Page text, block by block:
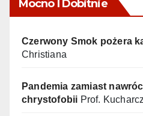
Mocno I Dobitnie
Czerwony Smok pożera
Christiana
Pandemia zamiast
chrystofobii Prof.